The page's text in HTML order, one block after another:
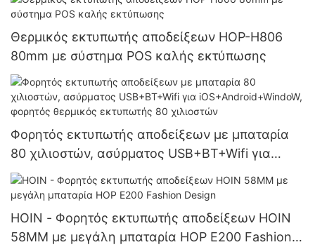
Θερμικός εκτυπωτής αποδείξεων HOP-H806
80mm με σύστημα POS καλής εκτύπωσης
Φορητός εκτυπωτής αποδείξεων με μπαταρία
80 χιλιοστών, ασύρματος USB+BT+Wifi για
iOS+Android+WindoW, φορητός θερμικός
εκτυπωτής 80 χιλιοστών
HOIN - Φορητός εκτυπωτής αποδείξεων HOIN
58MM με μεγάλη μπαταρία HOP E200 Fashion